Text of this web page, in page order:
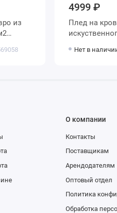
4999 ₽
Плед на кровать 220х240 евро из
Нет в
О компании
Контакты
Поставщикам
Арендодателям
Оптовый отдел
Политика
Обработка